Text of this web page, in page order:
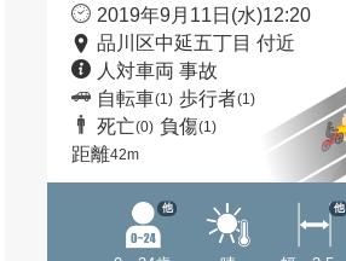
2019年9月11日(水)12:20
品川区中延五丁目 付近
人対車両 事故
自転車(1) 歩行者(1)
死亡(0) 負傷(1)
距離42m
他 他